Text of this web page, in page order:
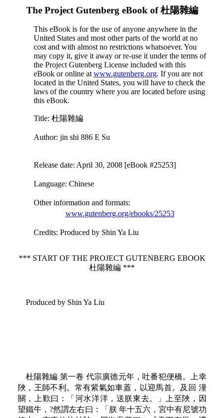
The Project Gutenberg eBook of杜陽雜編
This eBook is for the use of anyone anywhere in the
United States and most other parts of the world at no
cost and with almost no restrictions whatsoever. You
may copy it, give it away or re-use it under the terms of
the Project Gutenberg License included with this
eBook or online at www.gutenberg.org. If you are not
located in the United States, you will have to check the
laws of the country where you are located before using
this eBook.
Title: 杜陽雜編
Author: jin shi 886 E Su
Release date: April 30, 2008 [eBook #25253]
Language: Chinese
Other information and formats:
www.gutenberg.org/ebooks/25253
Credits: Produced by Shin Ya Liu
*** START OF THE PROJECT GUTENBERG EBOOK
杜陽雜編 ***
Produced by Shin Ya Liu
杜陽雜編 第一卷 代宗廣德元年，吐番犯便橋。上幸
陜，王師不利。常有紫氣如車蓋，以迎馬首。及回 潼
關，上歎曰：「河水洋洋，送朕東去。」上至陜，因
望鐵牛，?然謂左右曰：「朕 年十五六，宮中有尼號功